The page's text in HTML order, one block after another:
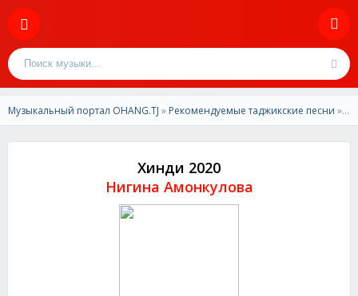
Музыкальный портал OHANG.TJ » Рекомендуемые таджикские песни » Нигина Амонкулова-Хинди 2020
Хинди 2020
Нигина Амонкулова